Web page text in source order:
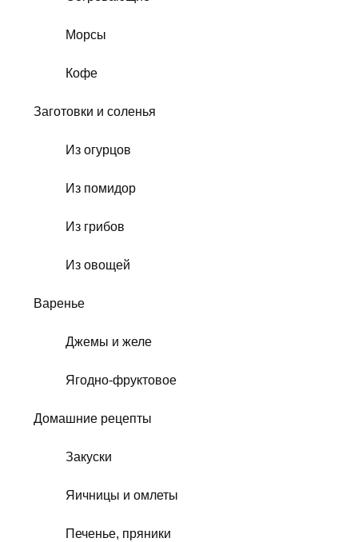
Морсы
Кофе
Заготовки и соленья
Из огурцов
Из помидор
Из грибов
Из овощей
Варенье
Джемы и желе
Ягодно-фруктовое
Домашние рецепты
Закуски
Яичницы и омлеты
Печенье, пряники